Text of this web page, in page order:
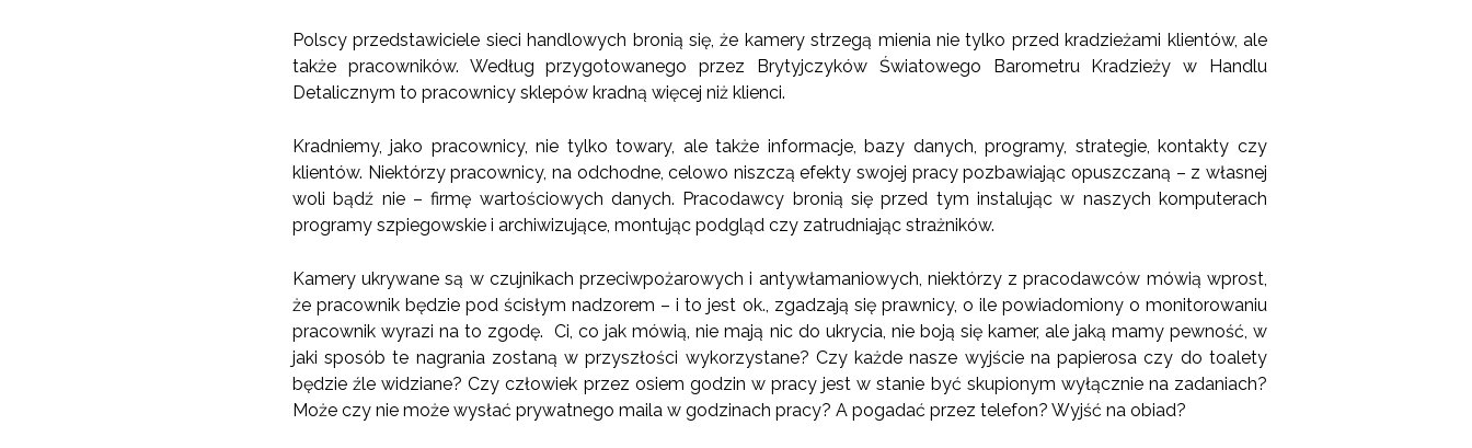
Polscy przedstawiciele sieci handlowych bronią się, że kamery strzegą mienia nie tylko przed kradzieżami klientów, ale
także pracowników. Według przygotowanego przez Brytyjczyków Światowego Barometru Kradzieży w Handlu
Detalicznym to pracownicy sklepów kradną więcej niż klienci.
Kradniemy, jako pracownicy, nie tylko towary, ale także informacje, bazy danych, programy, strategie, kontakty czy
klientów. Niektórzy pracownicy, na odchodne, celowo niszczą efekty swojej pracy pozbawiając opuszczaną – z własnej
woli bądź nie – firmę wartościowych danych. Pracodawcy bronią się przed tym instalując w naszych komputerach
programy szpiegowskie i archiwizujące, montując podgląd czy zatrudniając strażników.
Kamery ukrywane są w czujnikach przeciwpożarowych i antywłamaniowych, niektórzy z pracodawców mówią wprost,
że pracownik będzie pod ścisłym nadzorem – i to jest ok., zgadzają się prawnicy, o ile powiadomiony o monitorowaniu
pracownik wyrazi na to zgodę. Ci, co jak mówią, nie mają nic do ukrycia, nie boją się kamer, ale jaką mamy pewność, w
jaki sposób te nagrania zostaną w przyszłości wykorzystane? Czy każde nasze wyjście na papierosa czy do toalety
będzie źle widziane? Czy człowiek przez osiem godzin w pracy jest w stanie być skupionym wyłącznie na zadaniach?
Może czy nie może wysłać prywatnego maila w godzinach pracy? A pogadać przez telefon? Wyjść na obiad?